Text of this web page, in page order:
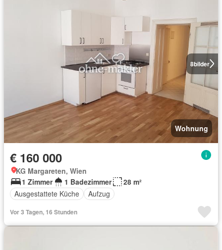
8bilder
Wohnung
€ 160 000
KG Margareten, Wien
1 Zimmer
1 Badezimmer
28 m²
Ausgestattete Küche
Aufzug
Vor 3 Tagen, 16 Stunden